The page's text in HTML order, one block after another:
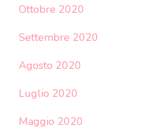
Ottobre 2020
Settembre 2020
Agosto 2020
Luglio 2020
Maggio 2020